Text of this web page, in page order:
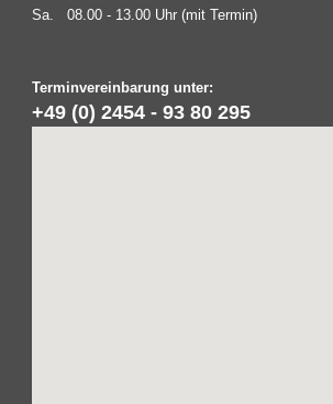
Sa. 08.00 - 13.00 Uhr (mit Termin)
Terminvereinbarung unter:
+49 (0) 2454 - 93 80 295